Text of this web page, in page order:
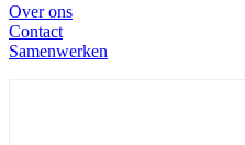
Over ons
Contact
Samenwerken